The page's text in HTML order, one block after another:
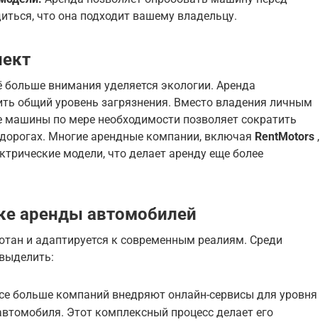
что она подходит вашему владельцу.
внимания уделяется экологии. Аренда
общий уровень загрязнения. Вместо владения личным
по мере необходимости позволяет сократить
Многие арендные компании, включая RentMotors ,
модели, что делает аренду еще более
аренды автомобилей
и адаптируется к современным реалиям. Среди
больше компаний внедряют онлайн-сервисы для уровня
Этот комплексный процесс делает его